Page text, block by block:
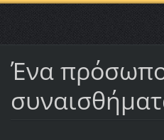
Ένα